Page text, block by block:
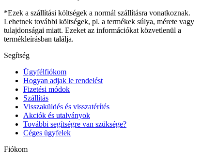
*Ezek a szállítási költségek a normál szállításra vonatkoznak.
Lehetnek további költségek, pl. a termékek súlya, mérete vagy
tulajdonságai miatt. Ezeket az információkat közvetlenül a
termékleírásban találja.
Segítség
Ügyfélfiókom
Hogyan adjak le rendelést
Fizetési módok
Szállítás
Visszaküldés és visszatérítés
Akciók és utalványok
További segítségre van szüksége?
Céges ügyfelek
Fiókom